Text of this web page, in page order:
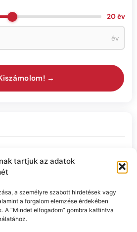
tartjuk az adatok
a személyre szabott hirdetések vagy
a forgalom elemzése érdekében
A “Mindet elfogadom” gombra kattintva
20 év
év
→
VÉGSŐ ÖSSZEG
072 Ft
a futamidő végén